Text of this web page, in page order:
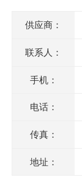
供应商：
联系人：
手机：
电话：
传真：
地址：